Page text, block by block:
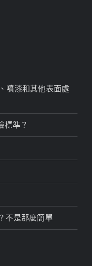
噴漆和其他表面處
標準？
不是那麼簡單